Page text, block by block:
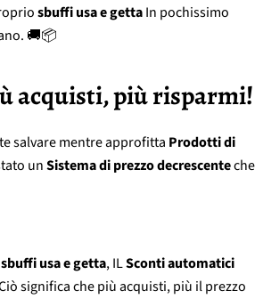
sbuffi usa e gettaIn pochissimo
🚚📦
acquisti, più risparmi!
salvare mentre approfitta Prodotti di
unSistema di prezzo decrescenteche
sbuffi usa e getta, ILSconti automatici
significa che più acquisti, più il prezzo